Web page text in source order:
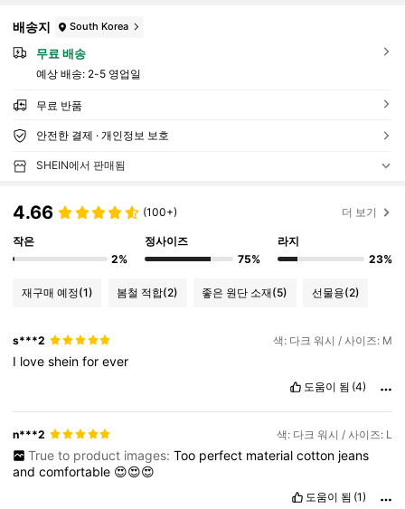
배송지 South Korea
무료 배송
예상 배송: 2-5 영업일
무료 반품
안전한 결제 · 개인정보 보호
SHEIN에서 판매됨
4.66 (100+) 더 보기
작은
2%
정사이즈
75%
라지
23%
재구매 예정(1) 봄철 적합(2) 좋은 원단 소재(5) 선물용(2)
s***2 색: 다크 워시 / 사이즈: M
I lovesheinforever
도움이 됨 (4)
n***2 색: 다크 워시 / 사이즈: L
True to product images: Too perfect material cotton jeans
andcomfortable 😍😍😍
도움이 됨 (1)